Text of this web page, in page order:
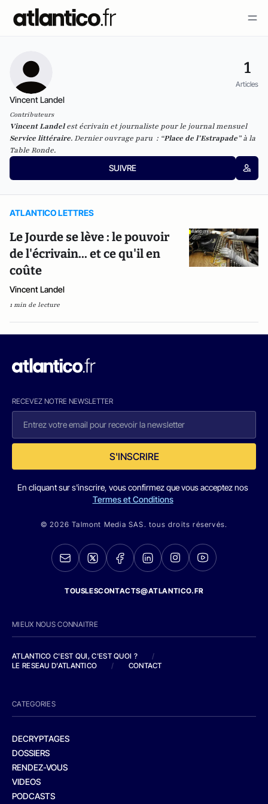
1
Articles
Vincent Landel
Contributeurs
Vincent Landelest écrivain et journaliste pour le journal mensuel
Service littéraire. Dernier ouvrage paru : “Place de l’Estrapade” à la
Table Ronde.
SUIVRE
ATLANTICO LETTRES
Le Jourde se lève : le pouvoir
de l'écrivain... et ce qu'il en
coûte
Vincent Landel
1 min de lecture
RECEVEZ NOTRE NEWSLETTER
S'INSCRIRE
En cliquant sur s'inscrire, vous confirmez que vous acceptez nos
Termes et Conditions
© 2026 Talmont Media SAS. tous droits réservés.
TOUSLESCONTACTS@ATLANTICO.FR
MIEUX NOUS CONNAITRE
ATLANTICO C'EST QUI, C'EST QUOI ?
/
LE RESEAU D'ATLANTICO
/ CONTACT
CATEGORIES
DECRYPTAGES
DOSSIERS
RENDEZ-VOUS
VIDEOS
PODCASTS